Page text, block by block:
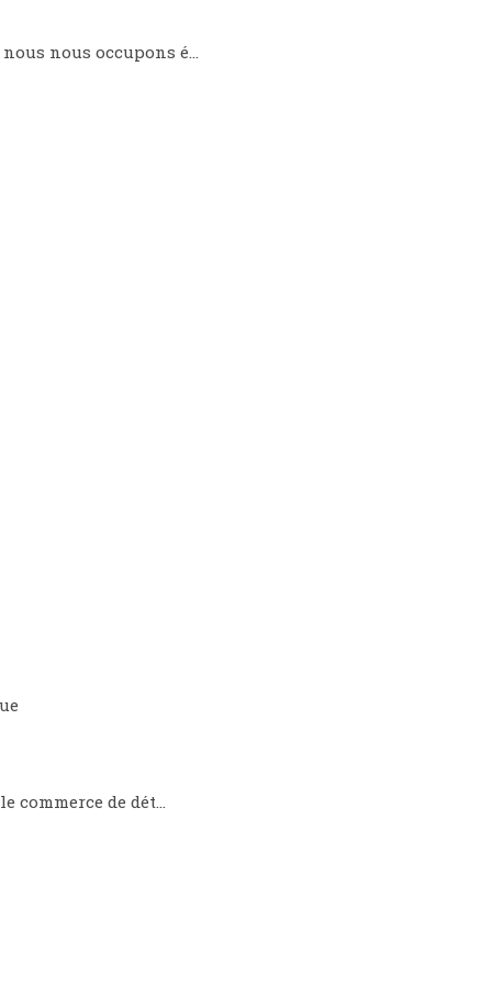
nous occupons é…
commerce de dét…